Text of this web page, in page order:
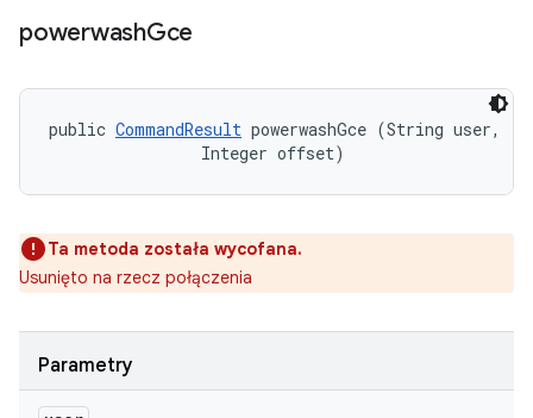
powerwashGce
public CommandResult powerwashGce (String user,
                Integer offset)
Ta metoda została wycofana.
Usunięto na rzecz połączenia
Parametry